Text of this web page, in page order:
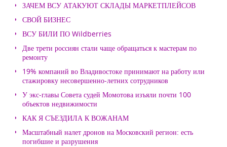
ЗАЧЕМ ВСУ АТАКУЮТ СКЛАДЫ МАРКЕТПЛЕЙСОВ
СВОЙ БИЗНЕС
ВСУ БИЛИ ПО Wildberries
Две трети россиян стали чаще обращаться к мастерам по
ремонту
19% компаний во Владивостоке принимают на работу или
стажировку несовершенно-летних сотрудников
У экс-главы Совета судей Момотова изъяли почти 100
объектов недвижимости
КАК Я СЪЕЗДИЛА К ВОЖАНАМ
Масштабный налет дронов на Московский регион: есть
погибшие и разрушения